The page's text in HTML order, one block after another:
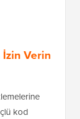
İzin Verin
kod